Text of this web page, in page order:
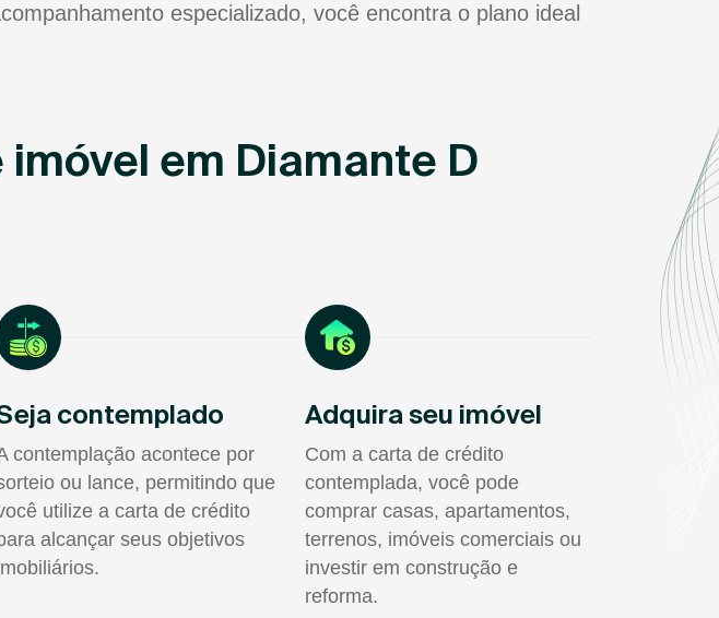
especializado, você encontra o plano ideal
em Diamante D
contemplado
contemplação acontece por
ou lance, permitindo que
utilize a carta de crédito
alcançar seus objetivos
Adquira seu imóvel
Com a carta de crédito
contemplada, você pode
comprar casas, apartamentos,
terrenos, imóveis comerciais ou
investir em construção e
reforma.